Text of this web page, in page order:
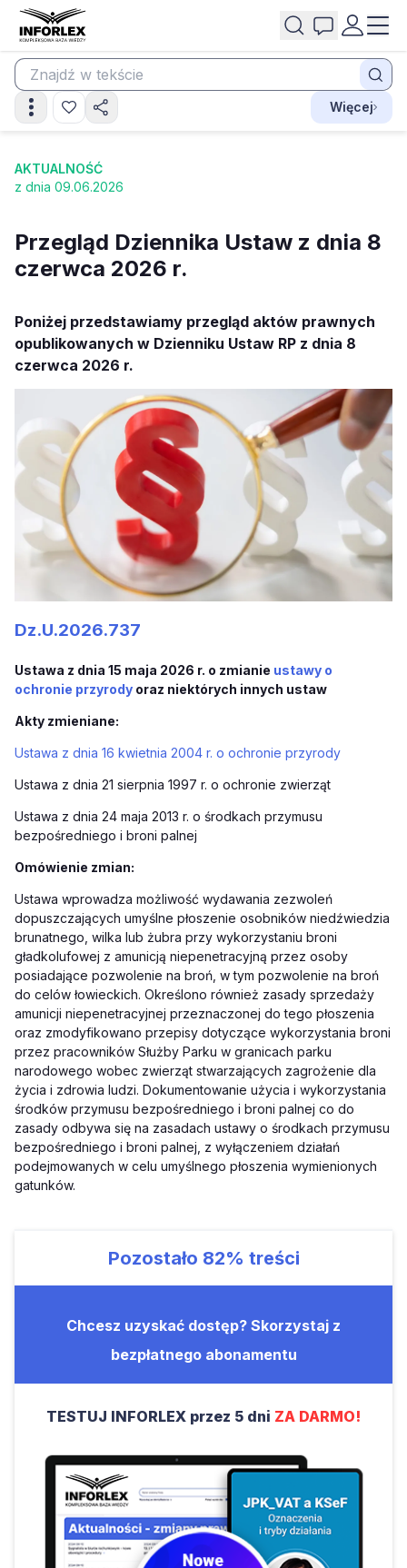
Więcej
AKTUALNOŚĆ
z dnia 09.06.2026
Przegląd Dziennika Ustaw z dnia 8
czerwca 2026 r.
Poniżej przedstawiamy przegląd aktów prawnych
opublikowanych w Dzienniku Ustaw RP z dnia 8
czerwca 2026 r.
Dz.U.2026.737
Ustawa z dnia 15 maja 2026 r. o zmianie ustawy o
ochronie przyrody oraz niektórych innych ustaw
Akty zmieniane:
Ustawa z dnia 16 kwietnia 2004 r. o ochronie przyrody
Ustawa z dnia 21 sierpnia 1997 r. o ochronie zwierząt
Ustawa z dnia 24 maja 2013 r. o środkach przymusu
bezpośredniego i broni palnej
Omówienie zmian:
Ustawa wprowadza możliwość wydawania zezwoleń
dopuszczających umyślne płoszenie osobników niedźwiedzia
brunatnego, wilka lub żubra przy wykorzystaniu broni
gładkolufowej z amunicją niepenetracyjną przez osoby
posiadające pozwolenie na broń, w tym pozwolenie na broń
do celów łowieckich. Określono również zasady sprzedaży
amunicji niepenetracyjnej przeznaczonej do tego płoszenia
oraz zmodyfikowano przepisy dotyczące wykorzystania broni
przez pracowników Służby Parku w granicach parku
narodowego wobec zwierząt stwarzających zagrożenie dla
życia i zdrowia ludzi. Dokumentowanie użycia i wykorzystania
środków przymusu bezpośredniego i broni palnej co do
zasady odbywa się na zasadach ustawy o środkach przymusu
bezpośredniego i broni palnej, z wyłączeniem działań
podejmowanych w celu umyślnego płoszenia wymienionych
gatunków.
Pozostało 82% treści
Chcesz uzyskać dostęp? Skorzystaj z
bezpłatnego abonamentu
TESTUJ INFORLEX przez 5 dni ZA DARMO!